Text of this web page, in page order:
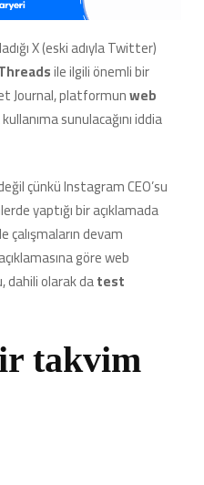
Yayınlanacağı
İddia
Edildi
(Bi’
Bakıp
Çıkarız
Artık)
X (eski adıyla Twitter)
ile ilgili önemli bir
Journal, platformunweb
sunulacağını iddia
çünkü Instagram CEO’su
yaptığı bir açıklamada
çalışmaların devam
göre web
dahili olarak datest
takvim